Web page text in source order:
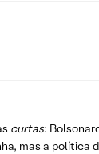
curtas:
mas a política